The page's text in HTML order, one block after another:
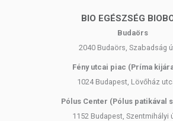
BIO EGÉSZSÉG
Budaörs
2040 Budaörs, Szabadság
Fény utcai piac (Príma
1024 Budapest, Lövőház
Pólus Center (Pólus patikával
1152 Budapest, Szentmihályi